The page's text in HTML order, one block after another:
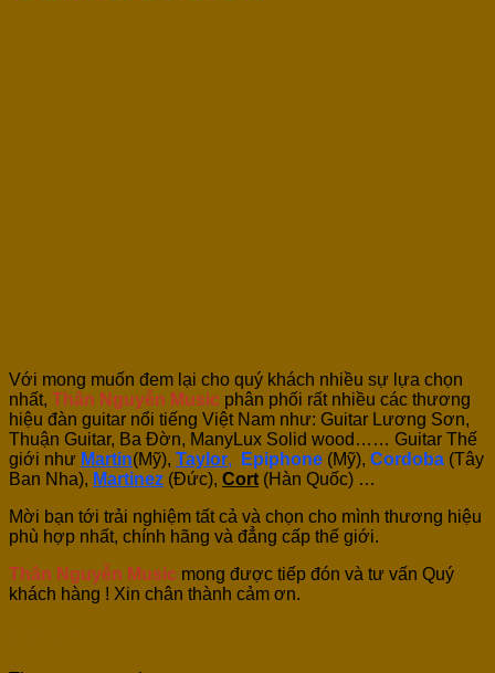
Với mong muốn đem lại cho quý khách nhiều sự lựa chọn
nhất, Thân Nguyễn Music phân phối rất nhiều các thương
hiệu đàn guitar nổi tiếng Việt Nam như: Guitar Lương Sơn,
Thuận Guitar, Ba Đờn, ManyLux Solid wood…… Guitar Thế
giới như Martin(Mỹ), Taylor, Epiphone (Mỹ), Cordoba (Tây
Ban Nha), Martinez (Đức), Cort (Hàn Quốc) …
Mời bạn tới trải nghiệm tất cả và chọn cho mình thương hiệu
phù hợp nhất, chính hãng và đẳng cấp thế giới.
Thân Nguyễn Music mong được tiếp đón và tư vấn Quý
khách hàng ! Xin chân thành cảm ơn.